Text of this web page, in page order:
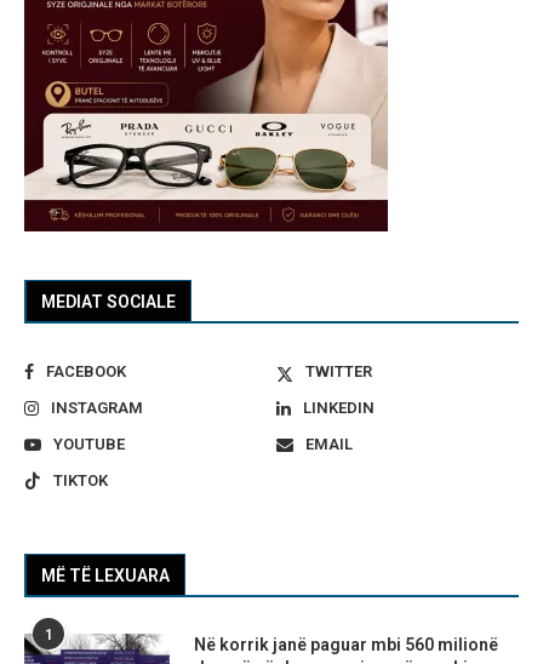
MEDIAT SOCIALE
FACEBOOK
TWITTER
INSTAGRAM
LINKEDIN
YOUTUBE
EMAIL
TIKTOK
MË TË LEXUARA
1
Në korrik janë paguar mbi 560 milionë